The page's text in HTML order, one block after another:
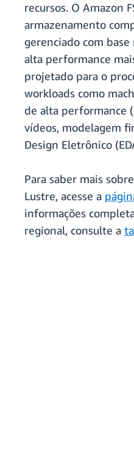
recursos. O Amazon
armazenamento
gerenciado com
alta performance
projetado para o
workloads como
de alta performance
vídeos, modelagem
Design Eletrônico
Para saber mais
Lustre, acesse a
informações
regional, consulte a